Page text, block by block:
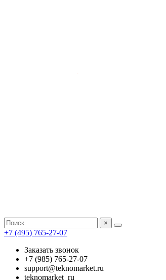
×
+7 (495) 765-27-07
Заказать звонок
+7 (985) 765-27-07
support@teknomarket.ru
teknomarket_ru